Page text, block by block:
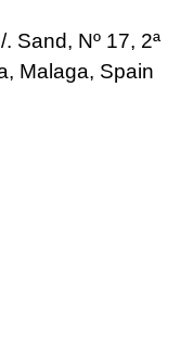
Sand, Nº 17, 2ª
Malaga, Spain